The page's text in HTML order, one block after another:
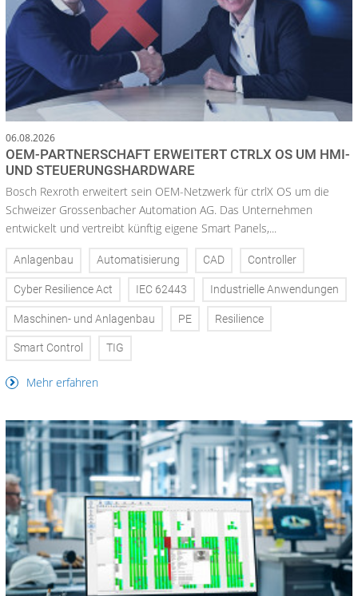
06.08.2026
OEM-PARTNERSCHAFT ERWEITERT CTRLX OS UM HMI-
UND STEUERUNGSHARDWARE
Bosch Rexroth erweitert sein OEM-Netzwerk für ctrlX OS um die
Schweizer Grossenbacher Automation AG. Das Unternehmen
entwickelt und vertreibt künftig eigene Smart Panels,...
Anlagenbau Automatisierung CAD Controller
Cyber Resilience Act IEC 62443 Industrielle Anwendungen
Maschinen- und Anlagenbau PE Resilience
Smart Control TIG
Mehr erfahren